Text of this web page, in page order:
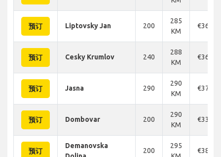
预订 Liptovsky Jan 200
285
KM
€360
预订 Cesky Krumlov 240
288
KM
€360
预订 Jasna 290
290
KM
€376
预订 Dombovar 200
290
KM
€330
预订
Demanovska
200
295
€383